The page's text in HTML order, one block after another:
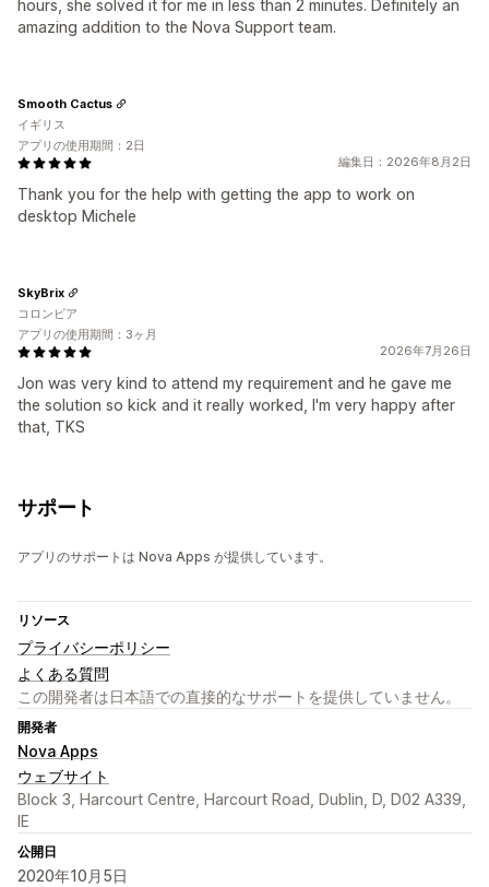
hours, she solved it for me in less than 2 minutes. Definitely an
amazing addition to the Nova Support team.
編集日：2026年8月2日
Thank you for the help with getting the app to work on
desktop Michele
Smooth Cactus
イギリス
アプリの使用期間：2日
2026年7月26日
Jon was very kind to attend my requirement and he gave me
the solution so kick and it really worked, I'm very happy after
that, TKS
SkyBrix
コロンビア
アプリの使用期間：3ヶ月
サポート
アプリのサポートは Nova Apps が提供しています。
リソース
プライバシーポリシー
よくある質問
この開発者は日本語での直接的なサポートを提供していません。
開発者
Nova Apps
ウェブサイト
Block 3, Harcourt Centre, Harcourt Road, Dublin, D, D02 A339,
IE
公開日
2020年10月5日